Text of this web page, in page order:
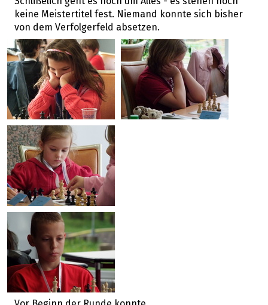
keine Meistertitel fest. Niemand konnte sich bisher
von dem Verfolgerfeld absetzen.